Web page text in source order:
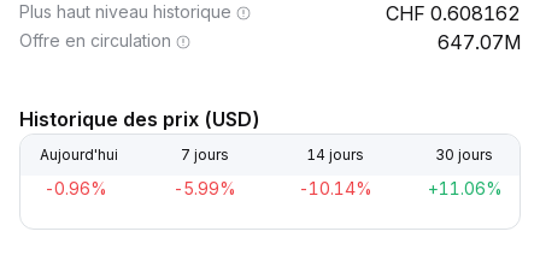
Plus haut niveau historique 0.608162
Offre en circulation 647.07M
Historique des prix (USD)
Aujourd'hui 7 jours 14 jours 30 jours
-0.96% -5.99% -10.14% +11.06%